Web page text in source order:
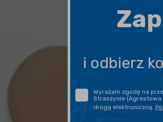
i odbierz
Wyrażam zgodę na
Straszynie (Agrestowa
drogą elektroniczną.